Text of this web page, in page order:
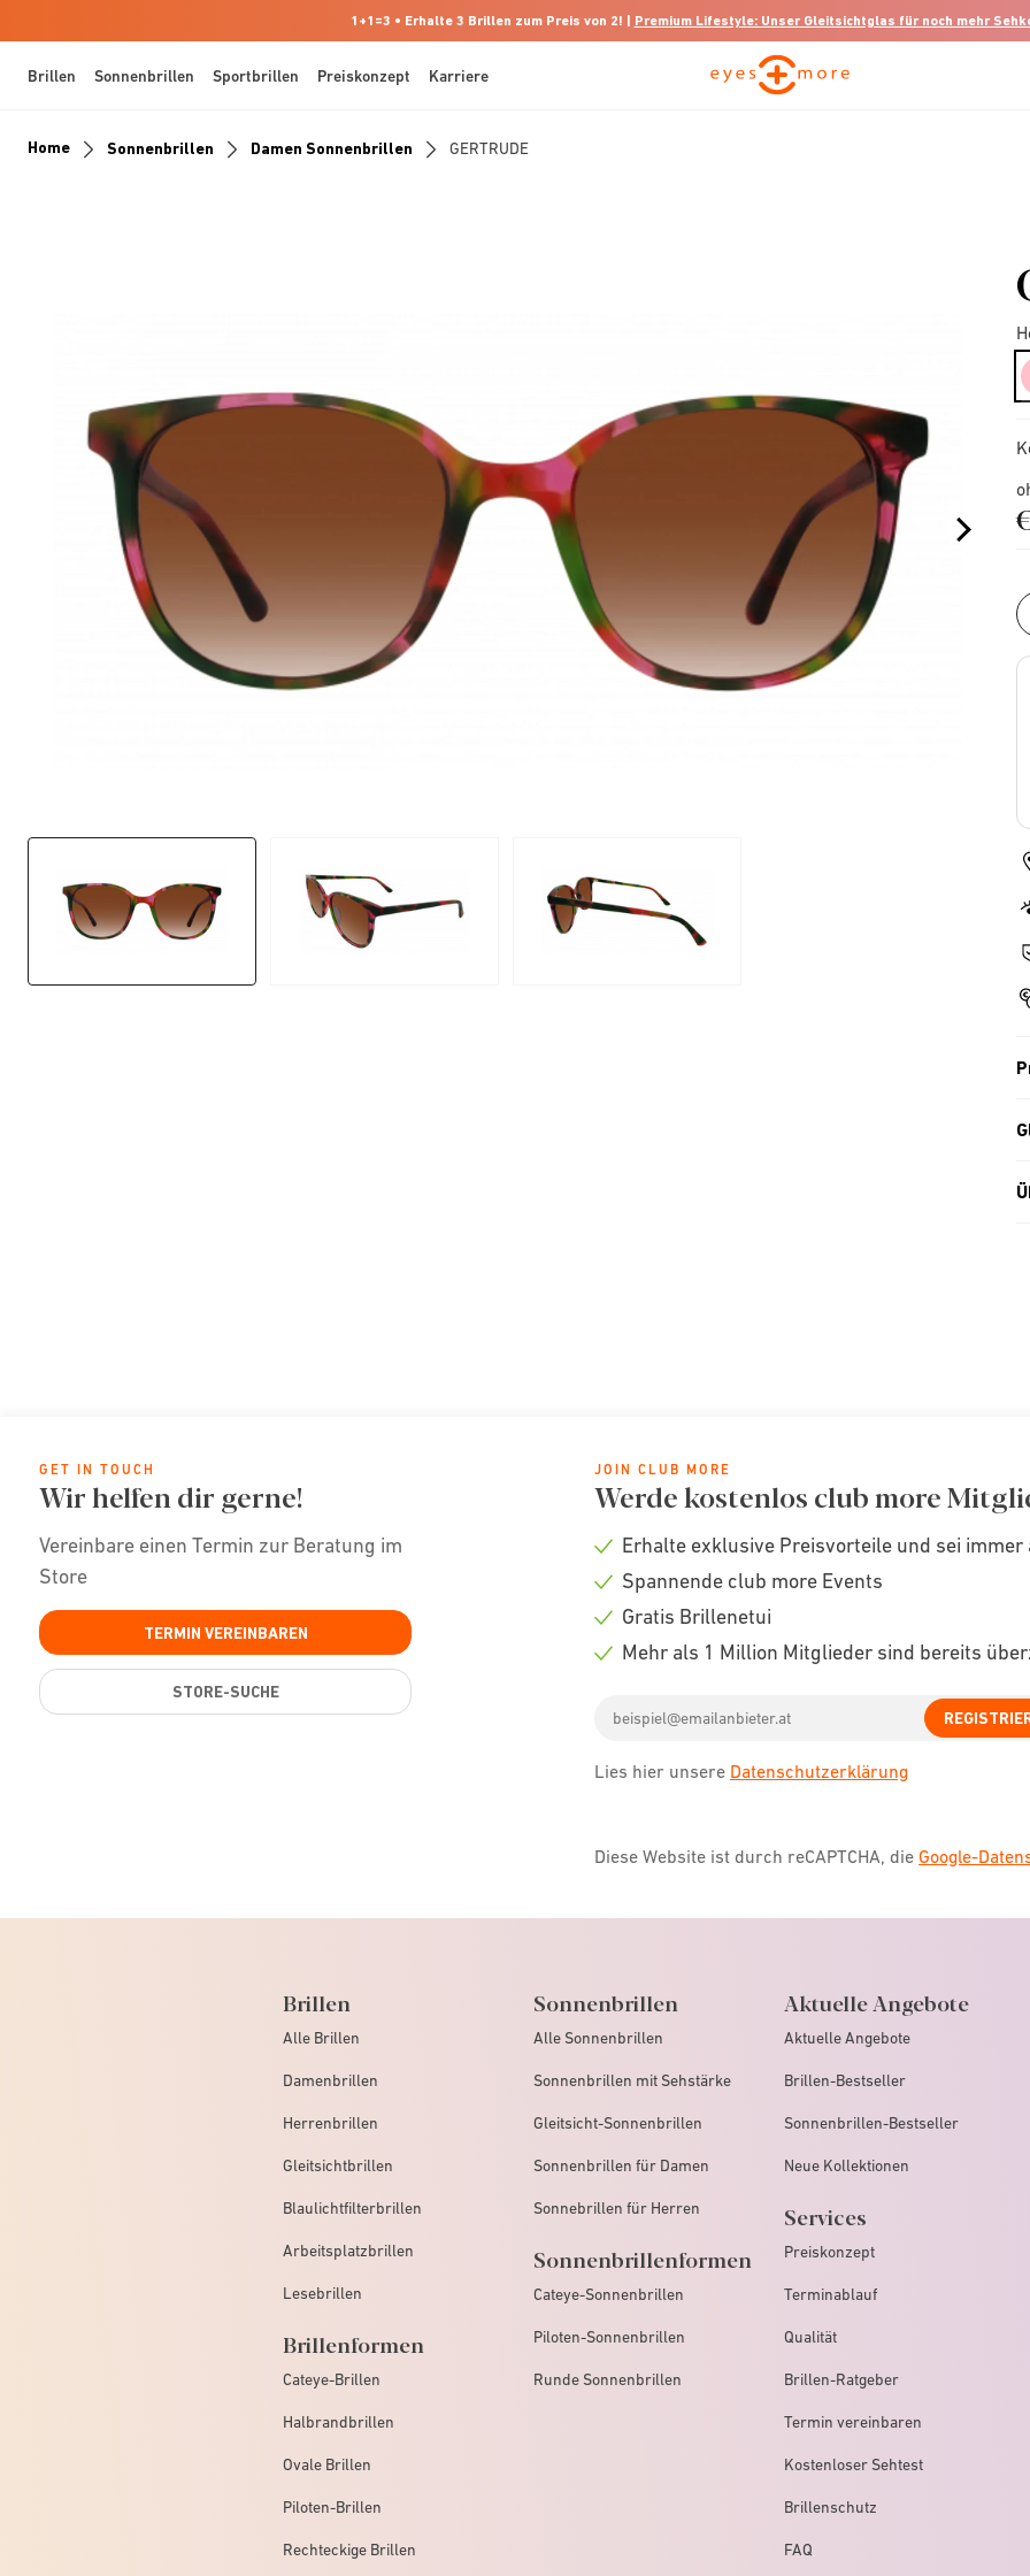
1+1=3 • Erhalte 3 Brillen zum Preis von 2! | Premium Lifestyle: Unser Gleitsichtglas für noch mehr
Brillen Sonnenbrillen Sportbrillen Preiskonzept Karriere
Home Sonnenbrillen Damen Sonnenbrillen GERTRUDE
GET IN TOUCH
Wir helfen dir gerne!
Vereinbare einen Termin zur Beratung im
Store
TERMIN VEREINBAREN
STORE-SUCHE
JOIN CLUB MORE
Werde kostenlos club more
Check
Erhalte exklusive Preisvorteile und sei
Check
Spannende club more Events
Check
Gratis Brillenetui
Mehr als 1 Million Mitglieder sind bereits
address
Lies hier unsere Datenschutzerklärung
Diese Website ist durch reCAPTCHA, die Google-
Brillen
Alle Brillen
Damenbrillen
Herrenbrillen
Gleitsichtbrillen
Blaulichtfilterbrillen
Arbeitsplatzbrillen
Lesebrillen
Brillenformen
Cateye-Brillen
Halbrandbrillen
Ovale Brillen
Piloten-Brillen
Rechteckige Brillen
Sonnenbrillen
Alle Sonnenbrillen
Sonnenbrillen mit Sehstärke
Gleitsicht-Sonnenbrillen
Sonnenbrillen für Damen
Sonnebrillen für Herren
Sonnenbrillenformen
Cateye-Sonnenbrillen
Piloten-Sonnenbrillen
Runde Sonnenbrillen
Aktuelle Angebote
Aktuelle Angebote
Brillen-Bestseller
Sonnenbrillen-Bestseller
Neue Kollektionen
Services
Preiskonzept
Terminablauf
Qualität
Brillen-Ratgeber
Termin vereinbaren
Kostenloser Sehtest
Brillenschutz
FAQ